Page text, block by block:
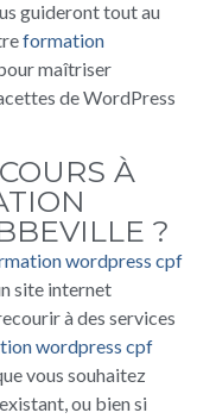
guideront tout au
formation
maîtriser
de WordPress
À
?
wordpress cpf
site internet
à des services
wordpress cpf
vous souhaitez
ou bien si